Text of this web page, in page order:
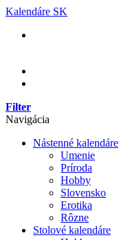
Skip
content
Kalendáre SK
Filter
Navigácia
Nástenné kalendáre
Umenie
Príroda
Hobby
Slovensko
Erotika
Rôzne
Stolové kalendáre